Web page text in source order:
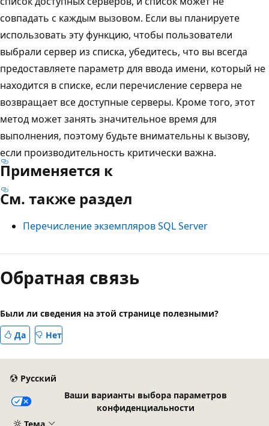
совпадать с каждым вызовом. Если вы планируете
использовать эту функцию, чтобы пользователи
выбрали сервер из списка, убедитесь, что вы всегда
предоставляете параметр для ввода имени, который не
находится в списке, если перечисление сервера не
возвращает все доступные серверы. Кроме того, этот
метод может занять значительное время для
выполнения, поэтому будьте внимательны к вызову,
если производительность критически важна.
Применяется к
См. также раздел
Перечисление экземпляров SQL Server
Режим
чтения
выключен
Обратная связь
Были ли сведения на этой странице полезными?
Да
Нет
Русский
Ваши варианты выбора параметров
конфиденциальности